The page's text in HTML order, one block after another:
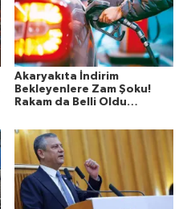
Akaryakıta İndirim
Bekleyenlere Zam Şoku!
Rakam da Belli Oldu…